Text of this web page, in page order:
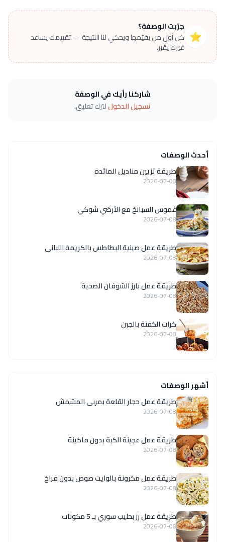
⭐
جرّبت الوصفة؟
كن أول من يقيّمها ويحكي لنا النتيجة — تقييمك يساعد
غيرك يقرر.
شاركنا رأيك في الوصفة
تسجيل الدخوللترك تعليق.
أحدث الوصفات
طريقة تزيين مناديل المائدة
2026-07-08
غموس السبانخ مع الأرضي شوكي
2026-07-08
طريقة عمل صينية البطاطس بالكريمة اللبانى
2026-07-08
طريقة عمل بارز الشوفان الصحية
2026-07-08
كرات الكفتة بالجبن
2026-07-08
أشهر الوصفات
طريقة عمل حجار القلعة بمربى المشمش
2026-07-08
طريقة عمل عجينة الكبة بدون ماكينة
2026-07-08
طريقة عمل مكرونة بالوايت صوص بدون فراخ
2026-07-08
طريقة عمل رز بحليب سوري بـ 5 مكونات
2026-07-08